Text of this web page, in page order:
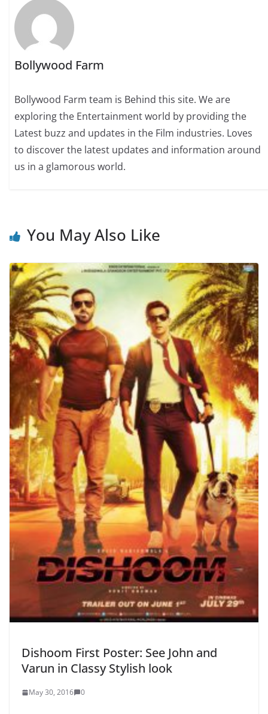
Bollywood Farm
Bollywood Farm team is Behind this site. We are
exploring the Entertainment world by providing the
Latest buzz and updates in the Film industries. Loves
to discover the latest updates and information around
us in a glamorous world.
You May Also Like
Dishoom First Poster: See John and
Varun in Classy Stylish look
May 30, 2016 0